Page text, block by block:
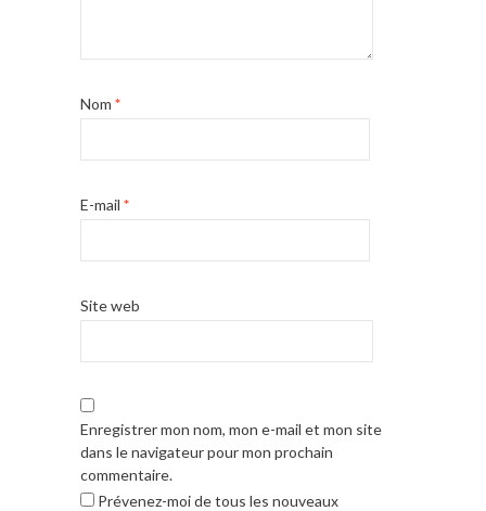
Nom *
E-mail *
Site web
Enregistrer mon nom, mon e-mail et mon site
dans le navigateur pour mon prochain
commentaire.
Prévenez-moi de tous les nouveaux